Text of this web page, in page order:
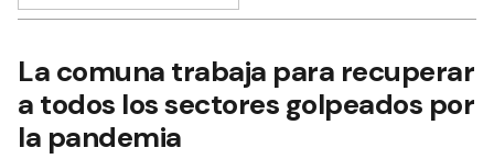
La comuna trabaja para recuperar
a todos los sectores golpeados por
la pandemia